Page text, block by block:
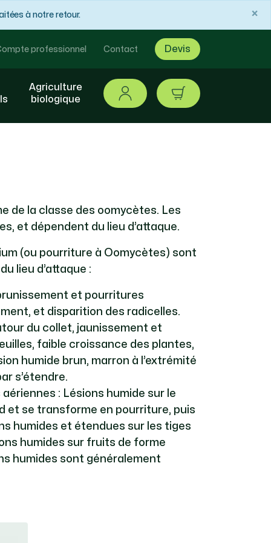
à notre retour. ×
professionnel Contact Devis
Agriculture
biologique
Se connecterarticle / 0,00 €
de la classe des oomycètes. Les
et dépendent du lieu d’attaque.
(ou pourriture à Oomycètes) sont
lieu d’attaque :
et pourritures
et disparition des radicelles.
du collet, jaunissement et
faible croissance des plantes,
humide brun, marron à l’extrémité
s’étendre.
: Lésions humide sur le
et se transforme en pourriture, puis
humides et étendues sur les tiges
humides sur fruits de forme
humides sont généralement